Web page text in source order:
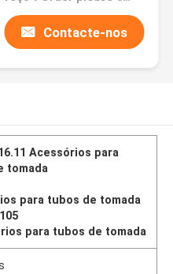
Contacte-nos
Acessórios para
tomada
para tubos de tomada
para tubos de tomada